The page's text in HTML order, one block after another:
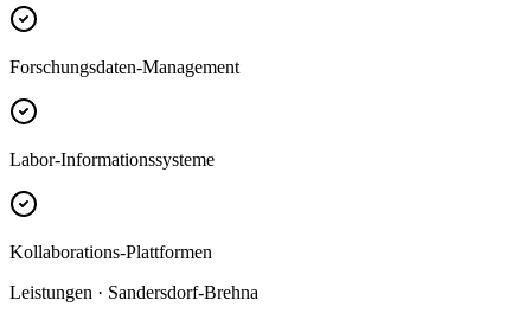
Forschungsdaten-Management
Labor-Informationssysteme
Kollaborations-Plattformen
Leistungen · Sandersdorf-Brehna